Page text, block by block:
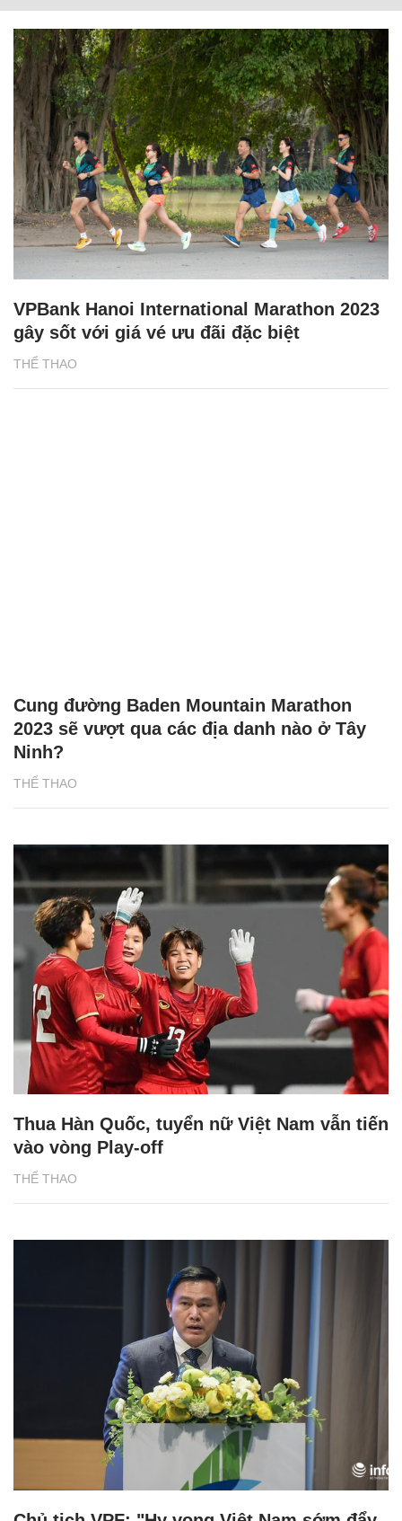
THỂ THAO
VPBank Hanoi International Marathon 2023
gây sốt với giá vé ưu đãi đặc biệt
THỂ THAO
Cung đường Baden Mountain Marathon
2023 sẽ vượt qua các địa danh nào ở Tây
Ninh?
THỂ THAO
Thua Hàn Quốc, tuyển nữ Việt Nam vẫn tiến
vào vòng Play-off